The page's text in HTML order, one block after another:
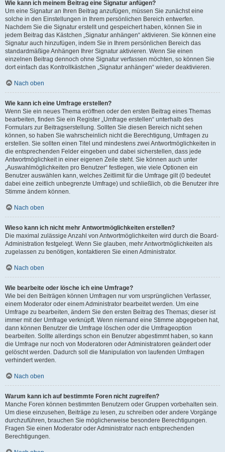
Wie kann ich meinem Beitrag eine Signatur anfügen?
Um eine Signatur an Ihren Beitrag anzufügen, müssen Sie zunächst eine
solche in den Einstellungen in Ihrem persönlichen Bereich entwerfen.
Nachdem Sie die Signatur erstellt und gespeichert haben, können Sie in
jedem Beitrag das Kästchen „Signatur anhängen“ aktivieren. Sie können eine
Signatur auch hinzufügen, indem Sie in Ihrem persönlichen Bereich das
standardmäßige Anhängen Ihrer Signatur aktivieren. Wenn Sie einen
einzelnen Beitrag dennoch ohne Signatur verfassen möchten, so können Sie
dort einfach das Kontrollkästchen „Signatur anhängen“ wieder deaktivieren.
Nach oben
Wie kann ich eine Umfrage erstellen?
Wenn Sie ein neues Thema eröffnen oder den ersten Beitrag eines Themas
bearbeiten, finden Sie ein Register „Umfrage erstellen“ unterhalb des
Formulars zur Beitragserstellung. Sollten Sie diesen Bereich nicht sehen
können, so haben Sie wahrscheinlich nicht die Berechtigung, Umfragen zu
erstellen. Sie sollten einen Titel und mindestens zwei Antwortmöglichkeiten in
die entsprechenden Felder eingeben und dabei sicherstellen, dass jede
Antwortmöglichkeit in einer eigenen Zeile steht. Sie können auch unter
„Auswahlmöglichkeiten pro Benutzer“ festlegen, wie viele Optionen ein
Benutzer auswählen kann, welches Zeitlimit für die Umfrage gilt (0 bedeutet
dabei eine zeitlich unbegrenzte Umfrage) und schließlich, ob die Benutzer ihre
Stimme ändern können.
Nach oben
Wieso kann ich nicht mehr Antwortmöglichkeiten erstellen?
Die maximal zulässige Anzahl von Antwortmöglichkeiten wird durch die Board-
Administration festgelegt. Wenn Sie glauben, mehr Antwortmöglichkeiten als
zugelassen zu benötigen, kontaktieren Sie einen Administrator.
Nach oben
Wie bearbeite oder lösche ich eine Umfrage?
Wie bei den Beiträgen können Umfragen nur vom ursprünglichen Verfasser,
einem Moderator oder einem Administrator bearbeitet werden. Um eine
Umfrage zu bearbeiten, ändern Sie den ersten Beitrag des Themas; dieser ist
immer mit der Umfrage verknüpft. Wenn niemand eine Stimme abgegeben hat,
dann können Benutzer die Umfrage löschen oder die Umfrageoption
bearbeiten. Sollte allerdings schon ein Benutzer abgestimmt haben, so kann
die Umfrage nur noch von Moderatoren oder Administratoren geändert oder
gelöscht werden. Dadurch soll die Manipulation von laufenden Umfragen
verhindert werden.
Nach oben
Warum kann ich auf bestimmte Foren nicht zugreifen?
Manche Foren können bestimmten Benutzern oder Gruppen vorbehalten sein.
Um diese einzusehen, Beiträge zu lesen, zu schreiben oder andere Vorgänge
durchzuführen, brauchen Sie möglicherweise besondere Berechtigungen.
Fragen Sie einen Moderator oder Administrator nach entsprechenden
Berechtigungen.